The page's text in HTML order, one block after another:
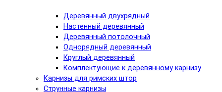
Деревянный двухрядный
Настенный деревянный
Деревянный потолочный
Однорядный деревянный
Круглый деревянный
Комплектующие к деревянному карнизу
Карнизы для римских штор
Струнные карнизы